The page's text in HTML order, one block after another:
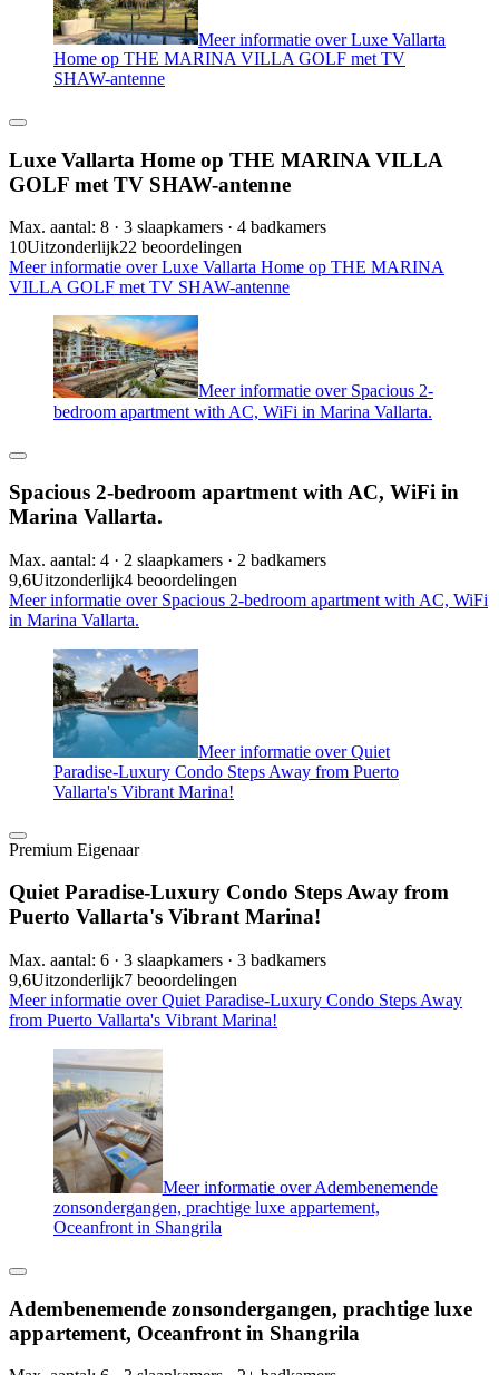
Meer informatie over Luxe Vallarta
Home op THE MARINA VILLA GOLF met TV
SHAW-antenne
Luxe Vallarta Home op THE MARINA VILLA
GOLF met TV SHAW-antenne
Max. aantal: 8 · 3 slaapkamers · 4 badkamers
10Uitzonderlijk22 beoordelingen
Meer informatie over Luxe Vallarta Home op THE MARINA
VILLA GOLF met TV SHAW-antenne
Meer informatie over Spacious 2-
bedroom apartment with AC, WiFi in Marina Vallarta.
Spacious 2-bedroom apartment with AC, WiFi in
Marina Vallarta.
Max. aantal: 4 · 2 slaapkamers · 2 badkamers
9,6Uitzonderlijk4 beoordelingen
Meer informatie over Spacious 2-bedroom apartment with AC, WiFi
in Marina Vallarta.
Meer informatie over Quiet
Paradise-Luxury Condo Steps Away from Puerto
Vallarta's Vibrant Marina!
Premium Eigenaar
Quiet Paradise-Luxury Condo Steps Away from
Puerto Vallarta's Vibrant Marina!
Max. aantal: 6 · 3 slaapkamers · 3 badkamers
9,6Uitzonderlijk7 beoordelingen
Meer informatie over Quiet Paradise-Luxury Condo Steps Away
from Puerto Vallarta's Vibrant Marina!
Meer informatie over Adembenemende
zonsondergangen, prachtige luxe appartement,
Oceanfront in Shangrila
Adembenemende zonsondergangen, prachtige luxe
appartement, Oceanfront in Shangrila